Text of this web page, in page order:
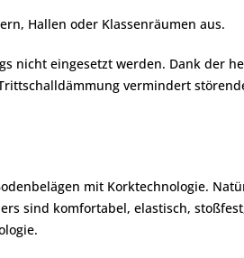
Hallen oder Klassenräumen aus.
nicht eingesetzt werden. Dank der
vermindert
mit Korktechnologie.
sind komfortabel, elastisch,